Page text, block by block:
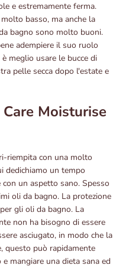
e estremamente ferma.
basso, ma anche la
bagno sono molto buoni.
adempiere il suo ruolo
meglio usare le bucce di
pelle secca dopo l'estate e
Moisturise
riempita con una molto
dedichiamo un tempo
un aspetto sano. Spesso
oli da bagno. La protezione
gli oli da bagno. La
non ha bisogno di essere
asciugato, in modo che la
questo può rapidamente
mangiare una dieta sana ed